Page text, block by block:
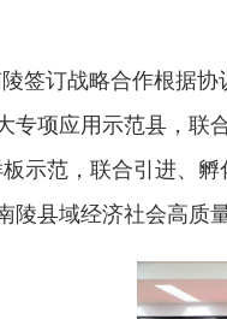
签订战略合作根据协
专项应用示范县，
示范，联合引进、
陵县域经济社会高质